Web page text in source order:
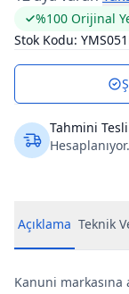
%100 Orijinal
Stok Kodu:
Tahmini
Açıklama Teknik
Kanuni